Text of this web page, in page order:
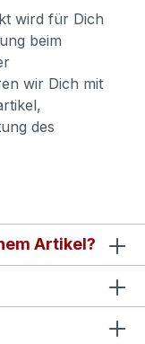
wird für Dich
beim
wir Dich mit
des
Artikel?